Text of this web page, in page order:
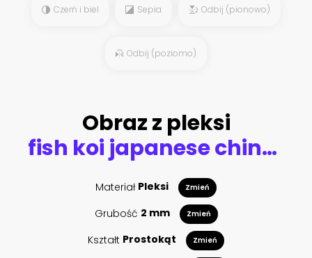
Czerń i biel Sepia Odbij (pionowo)
Odbij (poziomo)
Obraz z pleksi
fish koi japanese chinese design sketch ink paint style seamless pattern
Materiał Pleksi Zmień
Grubość 2 mm Zmień
Kształt Prostokąt Zmień